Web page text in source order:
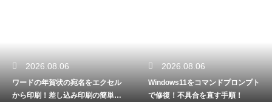
2026.08.06
ワードの年賀状の宛名をエクセル
から印刷！差し込み印刷の簡単手
2026.08.06
Windows11をコマンドプロンプト
で修復！不具合を直す手順！